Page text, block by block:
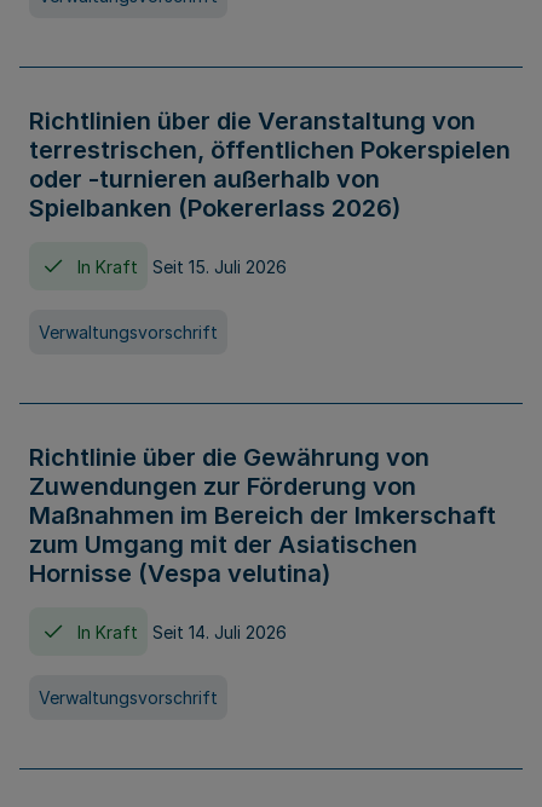
Richtlinien über die Veranstaltung von
terrestrischen, öffentlichen Pokerspielen
oder -turnieren außerhalb von
Spielbanken (Pokererlass 2026)
In Kraft Seit 15. Juli 2026
Verwaltungsvorschrift
Richtlinie über die Gewährung von
Zuwendungen zur Förderung von
Maßnahmen im Bereich der Imkerschaft
zum Umgang mit der Asiatischen
Hornisse (Vespa velutina)
In Kraft Seit 14. Juli 2026
Verwaltungsvorschrift